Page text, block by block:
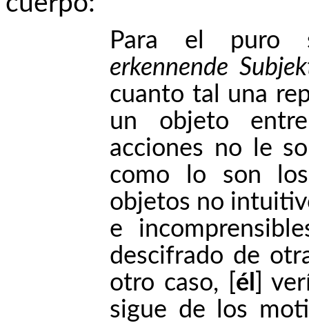
Para el puro
erkennende
cuanto tal una
un objeto
acciones no le
como lo son
objetos no
e
descifrado de
otro caso, [ él
]
sigue de los